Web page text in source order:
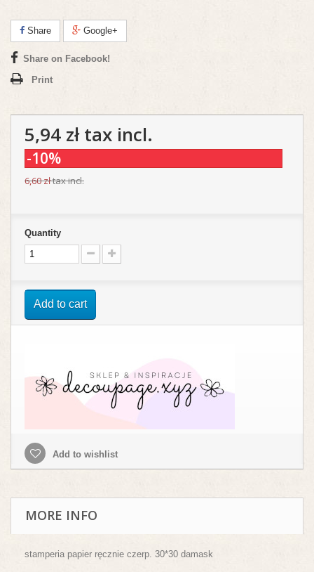
Share Google+
Share on Facebook!
Print
5,94 złtax incl.
-10%
6,60 złtax incl.
Quantity
Add to cart
Add to wishlist
MORE INFO
stamperia papier ręcznie czerp. 30*30 damask